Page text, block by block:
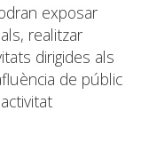
exposar
realitzar
dirigides als
de públic